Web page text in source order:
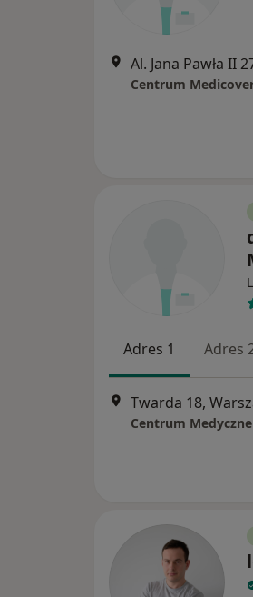
Al. Jana Pawła II
Centrum
Adres 1 Adres
Twarda 18,
Centrum Medyczne